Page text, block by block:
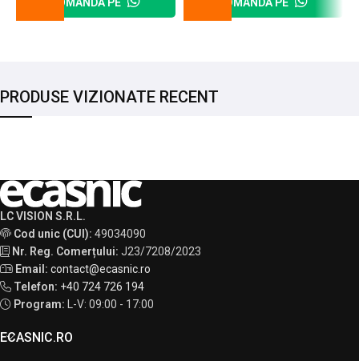
PRODUSE VIZIONATE RECENT
LC VISION S.R.L.
Cod unic (CUI): 49034090
Nr. Reg. Comerțului: J23/7208/2023
Email: contact@ecasnic.ro
Telefon: +40 724 726 194
Program: L-V: 09:00 - 17:00
ECASNIC.RO